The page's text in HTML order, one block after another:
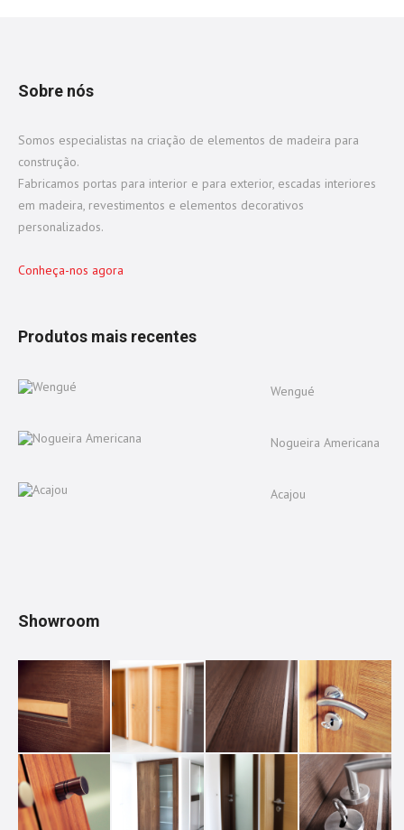
Sobre nós
Somos especialistas na criação de elementos de madeira para
construção.
Fabricamos portas para interior e para exterior, escadas interiores
em madeira, revestimentos e elementos decorativos
personalizados.
Conheça-nos agora
Produtos mais recentes
Wengué
Nogueira Americana
Acajou
Showroom